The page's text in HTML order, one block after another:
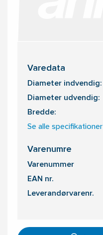
Varedata
Diameter indvendig:
Diameter udvendig:
Bredde:
Se alle specifikationer
Varenumre
Varenummer
EAN nr.
Leverandørvarenr.